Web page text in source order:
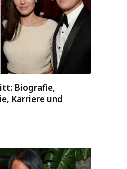
Biografie,
Karriere und